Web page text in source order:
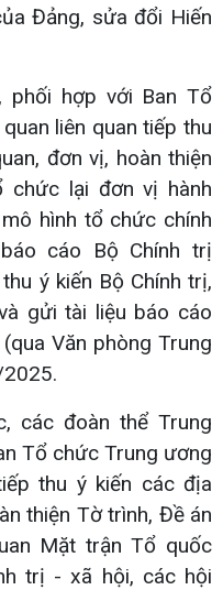
Đảng, sửa đổi Hiến
phối hợp với Ban Tổ
liên quan tiếp thu
đơn vị, hoàn thiện
lại đơn vị hành
hình tổ chức chính
cáo Bộ Chính trị
ý kiến Bộ Chính trị,
gửi tài liệu báo cáo
Văn phòng Trung
các đoàn thể Trung
Tổ chức Trung ương
thu ý kiến các địa
thiện Tờ trình, Đề án
Mặt trận Tổ quốc
trị - xã hội, các hội